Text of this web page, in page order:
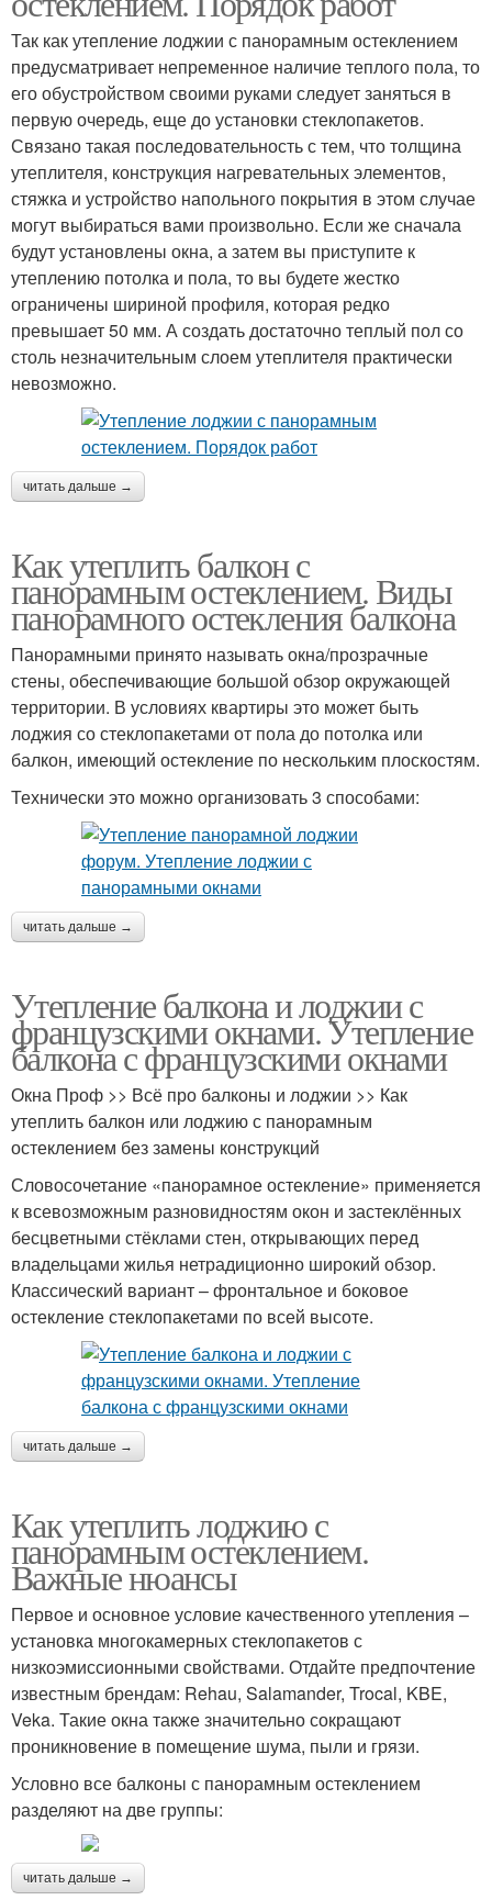
Так как утепление лоджии с панорамным остеклением
предусматривает непременное наличие теплого пола, то
его обустройством своими руками следует заняться в
первую очередь, еще до установки стеклопакетов.
Связано такая последовательность с тем, что толщина
утеплителя, конструкция нагревательных элементов,
стяжка и устройство напольного покрытия в этом случае
могут выбираться вами произвольно. Если же сначала
будут установлены окна, а затем вы приступите к
утеплению потолка и пола, то вы будете жестко
ограничены шириной профиля, которая редко
превышает 50 мм. А создать достаточно теплый пол со
столь незначительным слоем утеплителя практически
невозможно.
читать дальше →
Как утеплить балкон с
панорамным остеклением. Виды
панорамного остекления балкона
Панорамными принято называть окна/прозрачные
стены, обеспечивающие большой обзор окружающей
территории. В условиях квартиры это может быть
лоджия со стеклопакетами от пола до потолка или
балкон, имеющий остекление по нескольким плоскостям.
Технически это можно организовать 3 способами:
читать дальше →
Утепление балкона и лоджии с
французскими окнами. Утепление
балкона с французскими окнами
Окна Проф >> Всё про балконы и лоджии >> Как
утеплить балкон или лоджию с панорамным
остеклением без замены конструкций
Словосочетание «панорамное остекление» применяется
к всевозможным разновидностям окон и застеклённых
бесцветными стёклами стен, открывающих перед
владельцами жилья нетрадиционно широкий обзор.
Классический вариант – фронтальное и боковое
остекление стеклопакетами по всей высоте.
читать дальше →
Как утеплить лоджию с
панорамным остеклением.
Важные нюансы
Первое и основное условие качественного утепления –
установка многокамерных стеклопакетов с
низкоэмиссионными свойствами. Отдайте предпочтение
известным брендам: Rehau, Salamander, Trocal, KBE,
Veka. Такие окна также значительно сокращают
проникновение в помещение шума, пыли и грязи.
Условно все балконы с панорамным остеклением
разделяют на две группы:
читать дальше →